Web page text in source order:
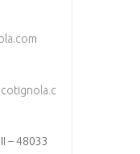
– 48033